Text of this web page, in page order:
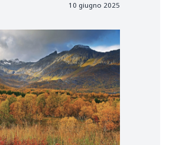
10 giugno 2025